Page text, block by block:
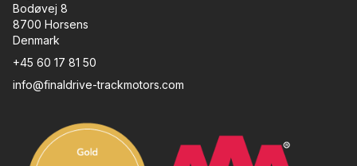
Bodøvej 8
8700 Horsens
Denmark
+45 60 17 81 50
info@finaldrive-trackmotors.com